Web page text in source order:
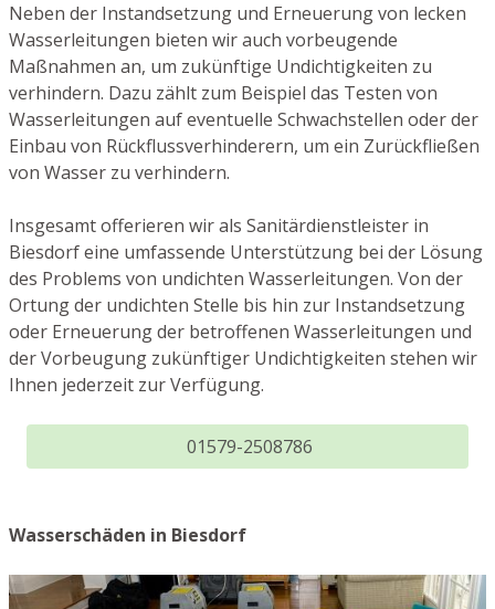
Neben der Instandsetzung und Erneuerung von lecken
Wasserleitungen bieten wir auch vorbeugende
Maßnahmen an, um zukünftige Undichtigkeiten zu
verhindern. Dazu zählt zum Beispiel das Testen von
Wasserleitungen auf eventuelle Schwachstellen oder der
Einbau von Rückflussverhinderern, um ein Zurückfließen
von Wasser zu verhindern.
Insgesamt offerieren wir als Sanitärdienstleister in
Biesdorf eine umfassende Unterstützung bei der Lösung
des Problems von undichten Wasserleitungen. Von der
Ortung der undichten Stelle bis hin zur Instandsetzung
oder Erneuerung der betroffenen Wasserleitungen und
der Vorbeugung zukünftiger Undichtigkeiten stehen wir
Ihnen jederzeit zur Verfügung.
01579-2508786
Wasserschäden in Biesdorf